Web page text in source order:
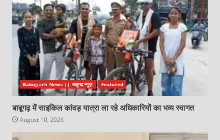
Babugarh News || बाबूगढ़ न्यूज़ Featured
बाबूगढ़ में साइकिल कांवड़ यात्रा ला रहे अधिकारियों का भव्य स्वागत
August 10, 2026